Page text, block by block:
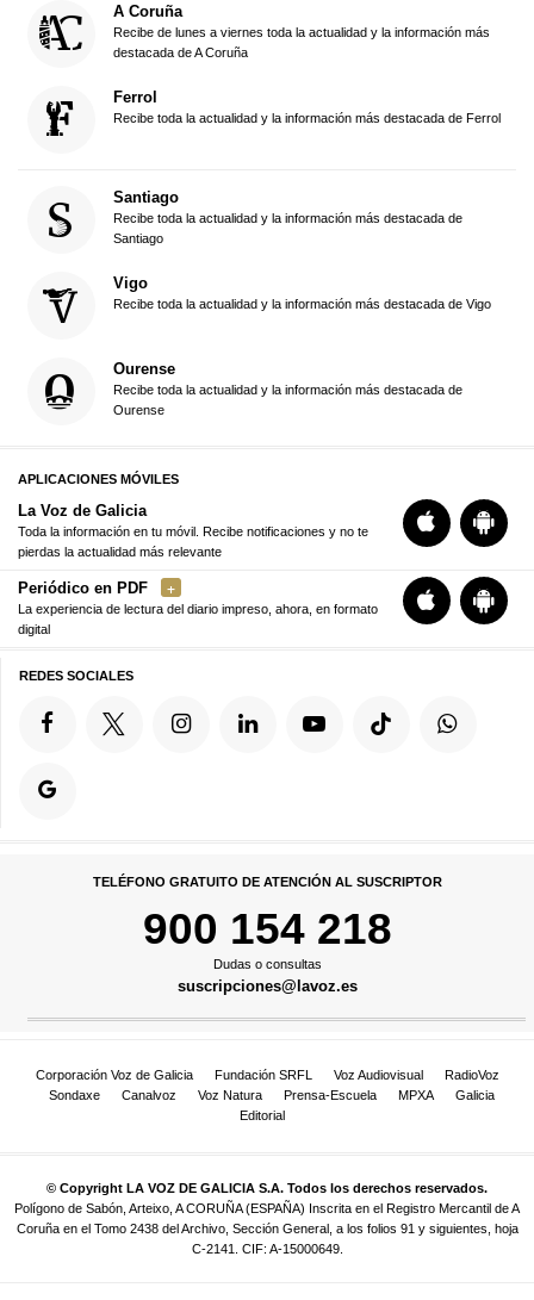
A Coruña
Recibe de lunes a viernes toda la actualidad y la información más
destacada de A Coruña
Ferrol
Recibe toda la actualidad y la información más destacada de Ferrol
Santiago
Recibe toda la actualidad y la información más destacada de
Santiago
Vigo
Recibe toda la actualidad y la información más destacada de Vigo
Ourense
Recibe toda la actualidad y la información más destacada de
Ourense
APLICACIONES MÓVILES
La Voz de Galicia
Toda la información en tu móvil. Recibe notificaciones y no te
pierdas la actualidad más relevante
Periódico en PDF
La experiencia de lectura del diario impreso, ahora, en formato
digital
REDES SOCIALES
TELÉFONO GRATUITO DE ATENCIÓN AL SUSCRIPTOR
900 154 218
Dudas o consultas
suscripciones@lavoz.es
Corporación Voz de Galicia Fundación SRFL Voz Audiovisual
RadioVoz
Sondaxe
Canalvoz Voz Natura Prensa-Escuela MPXA
Galicia
Editorial
© Copyright LA VOZ DE GALICIA S.A. Todos los derechos reservados.
Polígono de Sabón, Arteixo, A CORUÑA (ESPAÑA) Inscrita en el Registro Mercantil de A
Coruña en el Tomo 2438 del Archivo, Sección General, a los folios 91 y siguientes, hoja
C-2141. CIF: A-15000649.